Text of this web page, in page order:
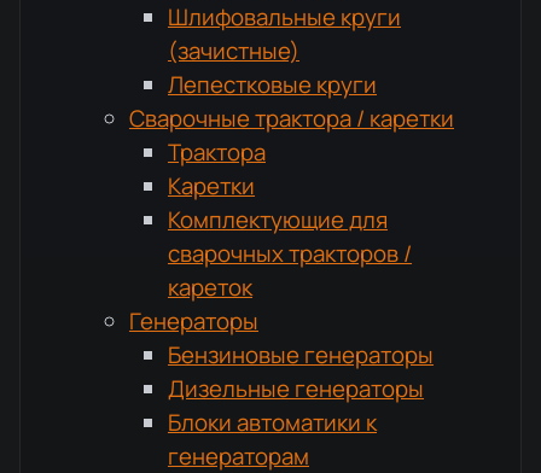
Шлифовальные круги
(зачистные)
Лепестковые круги
Сварочные трактора / каретки
Трактора
Каретки
Комплектующие для
сварочных тракторов /
кареток
Генераторы
Бензиновые генераторы
Дизельные генераторы
Блоки автоматики к
генераторам